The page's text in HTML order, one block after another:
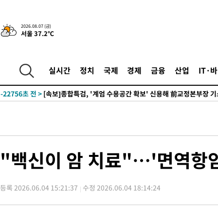
2026.08.07 (금)
서울 37.2℃
실시간 정치 국제 경제 금융 산업 IT·
-25844초 전 >[속보]코스닥, 2.86포인트(0.36%) 내린 798.81마감
-25797초 전 >
[속보]코스피, 6200선 약보합…0.60% 내린 6258.77에 마쳐
-25666초 전 >
[속보] 노원서 40.1도 관측…서울, 2018년 이후 첫 40도
-22756초 전 >
-21629초 전 > 외신들도 주목한 韓축구 파문…"국민적 공분에 수사 재개"
병태 후임
-16980초 전 >[속보]국힘 윤리위, '돌려차기 발언' 진종오·서범수 징계 절차
25.3%↑
-9465초 전 >[속보]'채상병 순직 책임' 임성근, 항소심도 징역 3년
-5931초 전 >민주 콩고 에볼라환자 4천명 돌파, 4053명 발생 1850명 사망
-5181초 전 >[속보]'300억원대 사기 혐의' 차가원 대표 구속 송치
"백신이 암 치료"…'면역항
등록 2026.06.04 15:21:37 수정 2026.06.04 18:14:24